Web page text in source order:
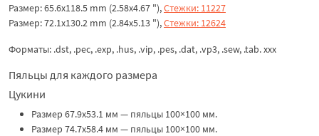
Размер: 65.6x118.5 mm (2.58x4.67 "),Стежки: 11227
Размер: 72.1x130.2 mm (2.84x5.13 "),Стежки: 12624
Форматы: .dst, .pec, .exp, .hus, .vip, .pes, .dat, .vp3, .sew, .tab. xxx
Пяльцы для каждого размера
Цукини
Размер 67.9x53.1 мм — пяльцы 100×100 мм.
Размер 74.7x58.4 мм — пяльцы 100×100 мм.